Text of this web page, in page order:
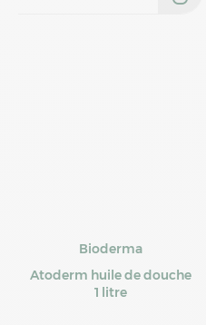
Bioderma
Atoderm huile de douche
1 litre